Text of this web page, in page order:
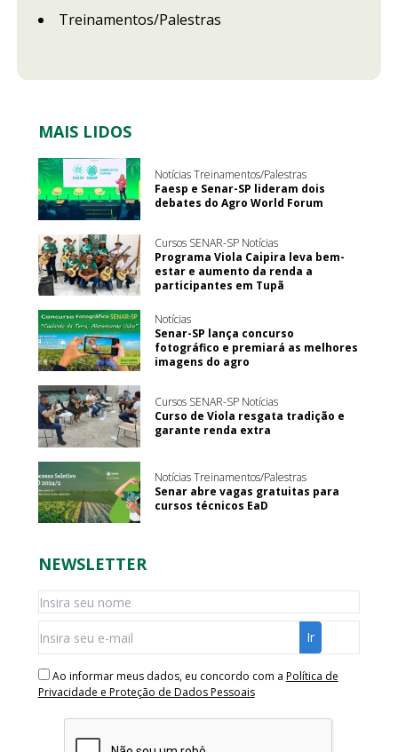
Treinamentos/Palestras
MAIS LIDOS
Notícias Treinamentos/Palestras
Faesp e Senar-SP lideram dois
debates do Agro World Forum
Cursos SENAR-SP Notícias
Programa Viola Caipira leva bem-
estar e aumento da renda a
participantes em Tupã
Notícias
Senar-SP lança concurso
fotográfico e premiará as melhores
imagens do agro
Cursos SENAR-SP Notícias
Curso de Viola resgata tradição e
garante renda extra
Notícias Treinamentos/Palestras
Senar abre vagas gratuitas para
cursos técnicos EaD
NEWSLETTER
Ao informar meus dados, eu concordo com a Política de
Privacidade e Proteção de Dados Pessoais